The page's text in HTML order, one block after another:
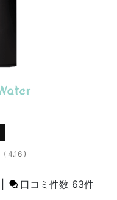
( 4.16 )
口コミ件数 63件